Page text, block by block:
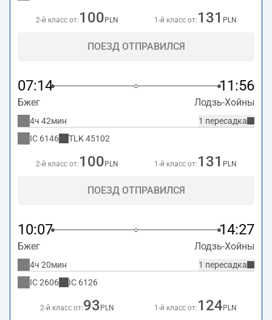
2-й класс от: 100 PLN 1-й класс от: 131 PLN
ПОЕЗД ОТПРАВИЛСЯ
07:14 11:56
Бжег Лодзь-Хойны
1 пересадка
4ч 42мин
IC 6146 TLK 45102
2-й класс от: 100 PLN 1-й класс от: 131 PLN
ПОЕЗД ОТПРАВИЛСЯ
10:07 14:27
Бжег Лодзь-Хойны
1 пересадка
4ч 20мин
IC2606 IC 6126
2-й класс от:93 PLN 1-й класс от: 124 PLN